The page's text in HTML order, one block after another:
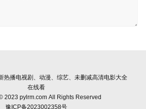
热播电视剧、动漫、综艺、未删减高清电影大全
在线看
2023 pylrm.com All Rights Reserved
豫ICP备2023002358号